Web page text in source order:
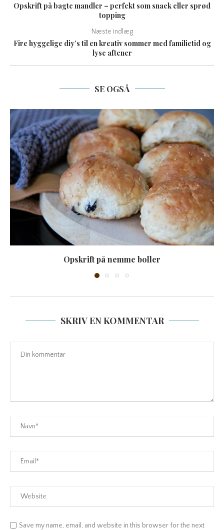
Opskrift på bagte mandler – perfekt som snack eller sprød
topping
Næste indlæg
Fire hyggelige diy’s til en kreativ sommer med familietid og
lyse aftener
SE OGSÅ
Opskrift på nemme boller
SKRIV EN KOMMENTAR
Save my name, email, and website in this browser for the next